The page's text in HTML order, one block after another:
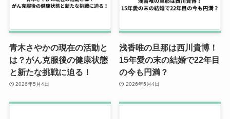
青木さやかの現在の活動と
は？がん克服後の健康状態
と新たな挑戦に迫る！
2026年5月4日
浅香唯の旦那は西川貴博！
15年愛の末の結婚で22年目
の今も円満？
2026年5月4日